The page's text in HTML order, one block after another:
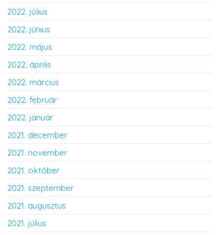
2022. július
2022. június
2022. május
2022. április
2022. március
2022. február
2022. január
2021. december
2021. november
2021. október
2021. szeptember
2021. augusztus
2021. július